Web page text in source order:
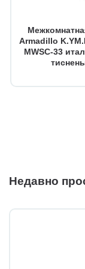
Armadillo
MWSC-33
Недавно